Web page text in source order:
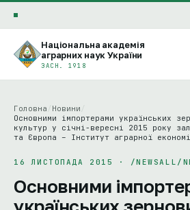
Національна академія
аграрних наук України
ЗАСН. 1918
Головна Новини
Основними імпортерами українських
культур у січні-вересні 2015 року
та Європа – Інститут аграрної
16 ЛИСТОПАДА 2015 · /NEWSALL/
Основними